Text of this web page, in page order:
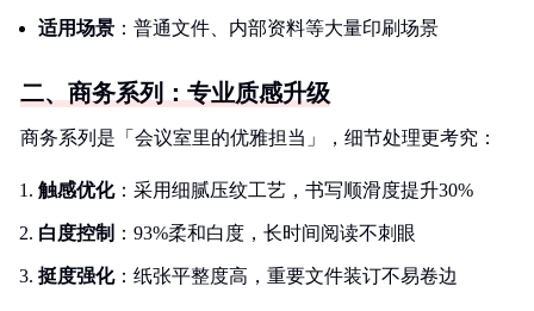
适用场景 ：普通文件、内部资料等大量印刷场景
二、商务系列：专业质感升级
商务系列是「会议室里的优雅担当」，细节处理更考究：
触感优化：采用细腻压纹工艺，书写顺滑度提升30%
白度控制 ：93%柔和白度，长时间阅读不刺眼
挺度强化：纸张平整度高，重要文件装订不易卷边